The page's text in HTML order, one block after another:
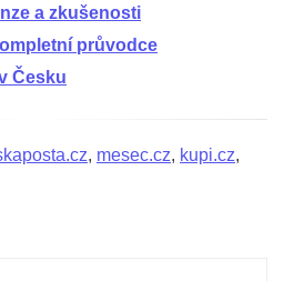
a zkušenosti
průvodce
Česku
, mesec.cz, kupi.cz,